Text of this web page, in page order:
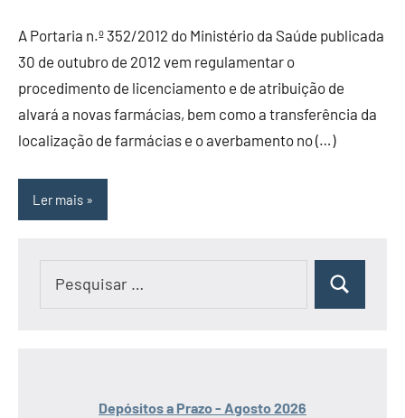
A Portaria n.º 352/2012 do Ministério da Saúde publicada
30 de outubro de 2012 vem regulamentar o
procedimento de licenciamento e de atribuição de
alvará a novas farmácias, bem como a transferência da
localização de farmácias e o averbamento no (…)
Ler mais
Pesquisar
Depósitos a Prazo - Agosto 2026